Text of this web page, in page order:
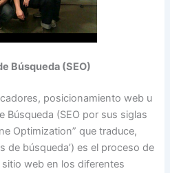
Búsqueda (SEO)
posicionamiento web u
Búsqueda (SEO por sus siglas
Optimization” que traduce,
de búsqueda’) es el proceso de
web en los diferentes